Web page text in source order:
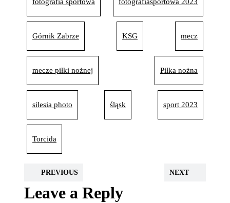
fotografia sportowa fotografiasportowa 2023
Górnik Zabrze KSG mecz
mecze piłki nożnej Piłka nożna
silesia photo śląsk sport 2023
Torcida
PREVIOUS NEXT
Leave a Reply